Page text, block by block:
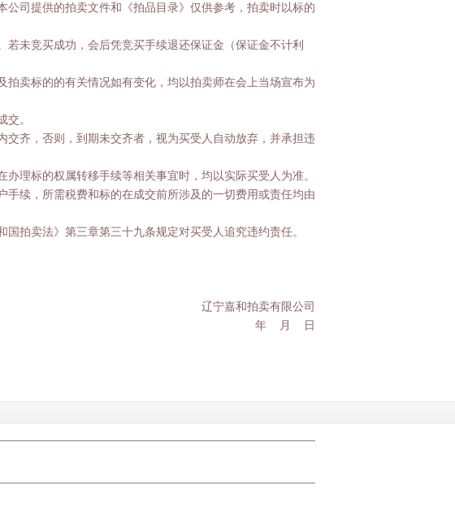
司提供的拍卖文件和《拍品目录》仅供参考，拍卖时以标的
未竞买成功，会后凭竞买手续退还保证金（保证金不计利
卖标的的有关情况如有变化，均以拍卖师在会上当场宣布为
。
齐，否则，到期未交齐者，视为买受人自动放弃，并承担违
理标的权属转移手续等相关事宜时，均以实际买受人为准。
续，所需税费和标的在成交前所涉及的一切费用或责任均由
拍卖法》第三章第三十九条规定对买受人追究违约责任。
辽宁嘉和拍卖有限公司
年 月 日